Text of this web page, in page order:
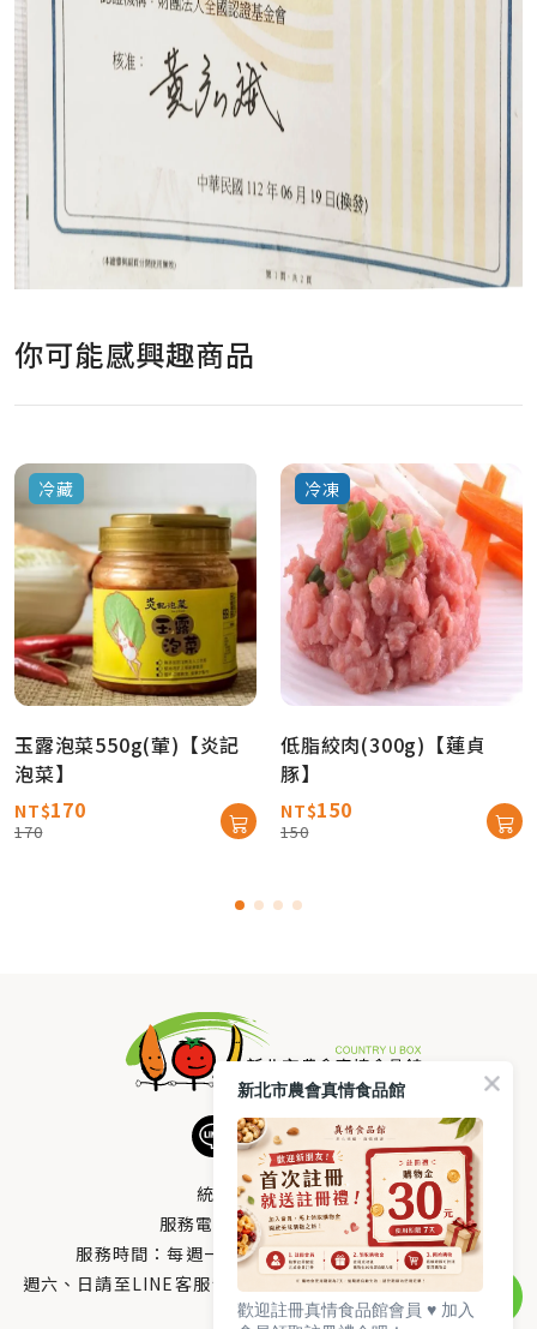
你可能感興趣商品
冷藏
玉露泡菜550g(葷)【炎記
泡菜】
NT$170
170
冷凍
低脂絞肉(300g)【蓮貞
豚】
NT$150
150
統編：33378005
服務電話：0800-666-980
服務時間：每週一至週五AM 8：10～PM 5：00
週六、日請至LINE客服留言 LINE@帳號搜尋：@uboxorg
新北市農會真情食品館
歡迎註冊真情食品館會員 ♥️ 加入